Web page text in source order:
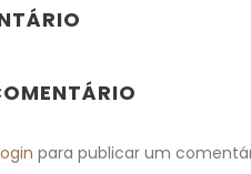
para publicar um